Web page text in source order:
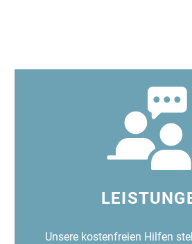
Unsere kostenfreien Hilfen